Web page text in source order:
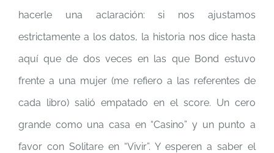
hacerle una aclaración: si nos ajustamos
estrictamente a los datos, la historia nos dice hasta
aquí que de dos veces en las que Bond estuvo
frente a una mujer (me refiero a las referentes de
cada libro) salió empatado en el score. Un cero
grande como una casa en “Casino” y un punto a
favor con Solitare en “Vivir”. Y esperen a saber el